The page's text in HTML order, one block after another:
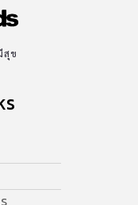
สุข